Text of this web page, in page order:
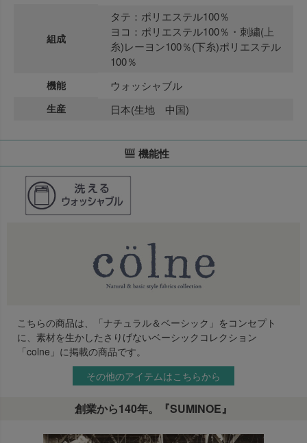
組成
タテ：ポリエステル100％
ヨコ：ポリエステル100％・刺繍(上
糸)レーヨン100％(下糸)ポリエステル
100％
機能 ウォッシャブル
生産 日本(生地 中国)
機能性
こちらの商品は、「ナチュラル＆ベーシック」をコンセプト
に、素材を生かしたさりげないベーシックコレクション
「colne」に掲載の商品です。
その他のアイテムはこちらから
創業から140年。『SUMINOE』